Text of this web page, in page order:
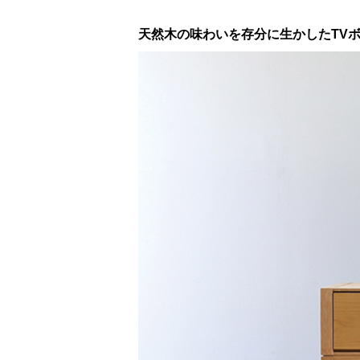
天然木の味わいを存分に生かしたTV